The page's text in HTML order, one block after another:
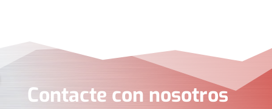
Contacte con nosotros